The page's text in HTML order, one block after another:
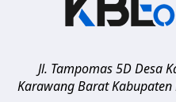
Jl. Tampomas 5D Desa
Karawang Barat